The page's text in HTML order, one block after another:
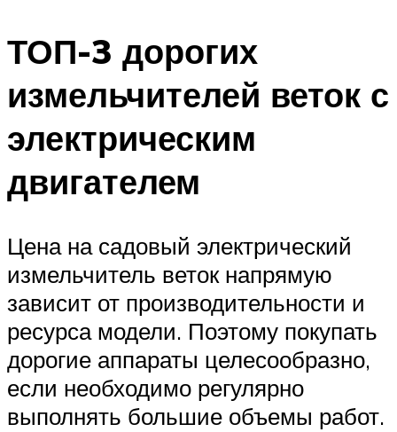
ТОП-3 дорогих
измельчителей веток с
электрическим
двигателем
Цена на садовый электрический
измельчитель веток напрямую
зависит от производительности и
ресурса модели. Поэтому покупать
дорогие аппараты целесообразно,
если необходимо регулярно
выполнять большие объемы работ.